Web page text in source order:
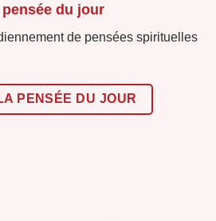
du jour
de pensées spirituelles
PENSÉE DU JOUR